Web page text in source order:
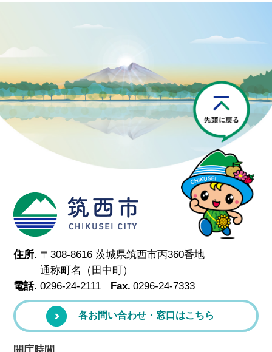
筑西市
住所. 〒308-8616 茨城県筑西市丙360番地
通称町名（田中町）
電話. 0296-24-2111 Fax. 0296-24-7333
各お問い合わせ・窓口はこちら
開庁時間.